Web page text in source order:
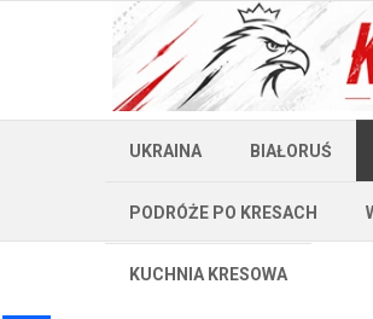
UKRAINA BIAŁORUŚ
PODRÓŻE PO KRESACH
KUCHNIA KRESOWA